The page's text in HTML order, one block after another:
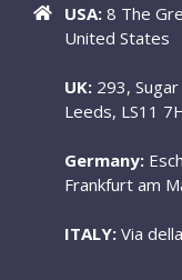
USA: 8 The
United States
UK: 293,
Leeds, LS11
Germany:
Frankfurt am
ITALY: Via